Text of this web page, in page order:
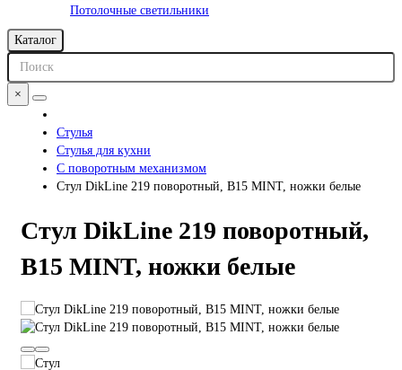
Потолочные светильники
Каталог
×
Стулья
Стулья для кухни
С поворотным механизмом
Стул DikLine 219 поворотный, B15 MINT, ножки белые
Стул DikLine 219 поворотный,
B15 MINT, ножки белые